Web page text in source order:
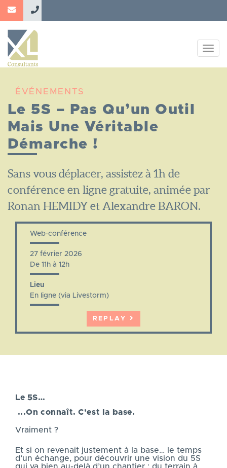
Aller
principal
ÉVÉNEMENTS
Le 5S – Pas Qu’un Outil
Mais Une Véritable
Démarche !
Sans vous déplacer, assistez à 1h de
conférence en ligne gratuite, animée par
Ronan HEMIDY et Alexandre BARON.
Web-conférence
27 février 2026
De 11h à 12h
Lieu
En ligne (via Livestorm)
REPLAY
Le 5S…
...On connaît. C’est la base.
Vraiment ?
Et si on revenait justement à la base… le temps
d’un échange, pour découvrir une vision du 5S
qui va bien au-delà d’un chantier : du terrain à